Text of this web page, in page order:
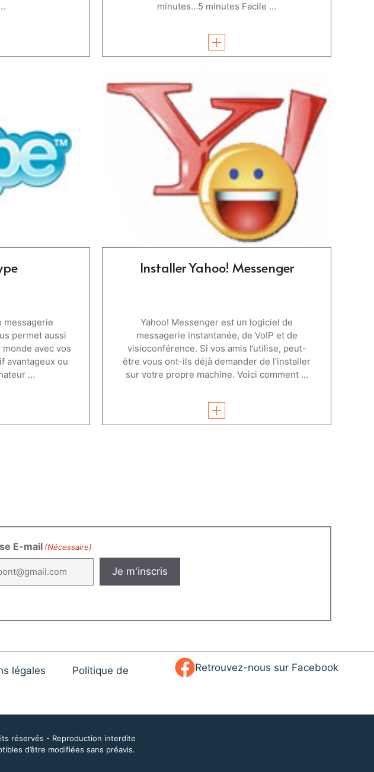
minutes…5 minutes Facile ...
messagerie
permet aussi
avec vos
avantageux ou
...
Installer Yahoo! Messenger
Yahoo! Messenger est un logiciel de
messagerie instantanée, de VoIP et de
visioconférence. Si vos amis l’utilise, peut-
être vous ont-ils déjà demander de l’installer
sur votre propre machine. Voici comment ...
E-mail (Nécessaire)
légales
Politique de
Retrouvez-nous sur Facebook
réservés - Reproduction interdite
d’être modifiées sans préavis.